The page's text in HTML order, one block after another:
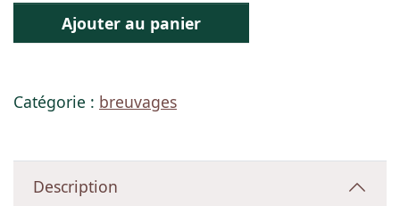
Ajouter au panier
Catégorie : breuvages
Description